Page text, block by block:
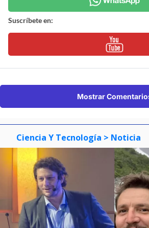
Suscríbete en:
Mostrar
Ciencia Y Tecnología > Noticia